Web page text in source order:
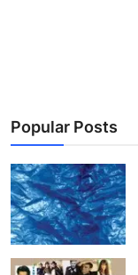
Popular Posts